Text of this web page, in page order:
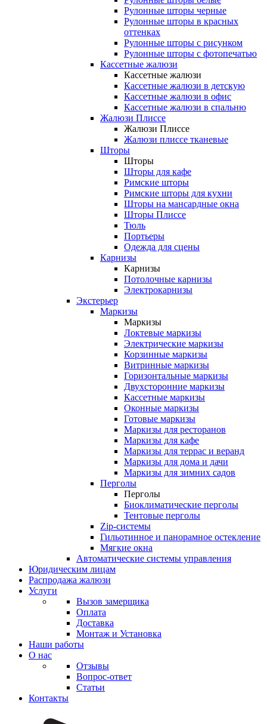
Рулонные шторы черные
Рулонные шторы в красных
оттенках
Рулонные шторы с рисунком
Рулонные шторы с фотопечатью
Кассетные жалюзи
Кассетные жалюзи
Кассетные жалюзи в детскую
Кассетные жалюзи в офис
Кассетные жалюзи в спальню
Жалюзи Плиссе
Жалюзи Плиссе
Жалюзи плиссе тканевые
Шторы
Шторы
Шторы для кафе
Римские шторы
Римские шторы для кухни
Шторы на мансардные окна
Шторы Плиссе
Тюль
Портьеры
Одежда для сцены
Карнизы
Карнизы
Потолочные карнизы
Электрокарнизы
Экстерьер
Маркизы
Маркизы
Локтевые маркизы
Электрические маркизы
Корзинные маркизы
Витринные маркизы
Горизонтальные маркизы
Двухсторонние маркизы
Кассетные маркизы
Оконные маркизы
Готовые маркизы
Маркизы для ресторанов
Маркизы для кафе
Маркизы для террас и веранд
Маркизы для дома и дачи
Маркизы для зимних садов
Перголы
Перголы
Биоклиматические перголы
Тентовые перголы
Zip-системы
Гильотинное и панорамное остекление
Мягкие окна
Автоматические системы управления
Юридическим лицам
Распродажа жалюзи
Услуги
Вызов замерщика
Оплата
Доставка
Монтаж и Установка
Наши работы
О нас
Отзывы
Вопрос-ответ
Статьи
Контакты